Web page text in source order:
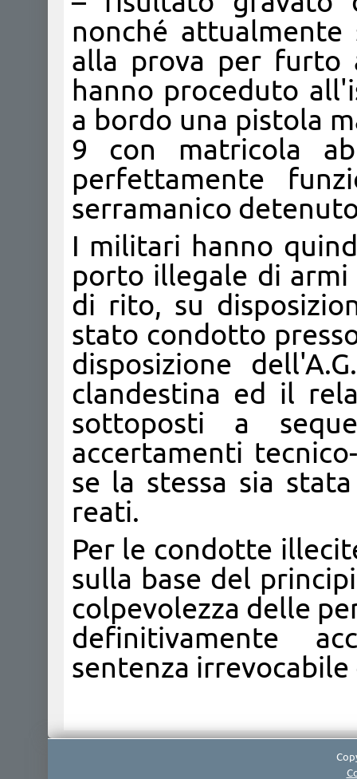
nonché
alla prova per furto
hanno proceduto
a bordo una pistola
9 con matricola
perfettamente
serramanico
I militari hanno
porto illegale di
di rito, su
stato condotto
disposizione
clandestina ed il
sottoposti a
accertamenti
se la stessa sia
reati.
Per le condotte
sulla base del
colpevolezza delle
definitivamente
sentenza irrevocabile